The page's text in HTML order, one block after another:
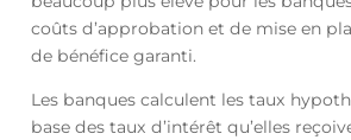
coûts d’approbation et de mise en
de bénéfice garanti.
Les banques calculent les taux
base des taux d’intérêt qu’elles